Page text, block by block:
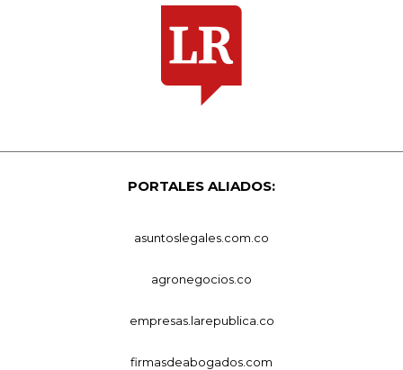
PORTALES ALIADOS:
asuntoslegales.com.co
agronegocios.co
empresas.larepublica.co
firmasdeabogados.com